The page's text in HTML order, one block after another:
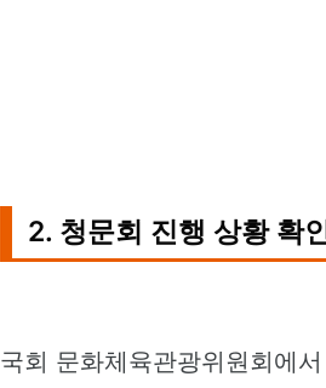
2. 청문회 진행 상황 확
국회 문화체육관광위원회에